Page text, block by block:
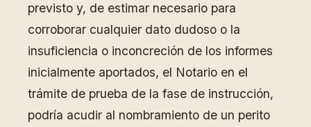
previsto y, de estimar necesario para
corroborar cualquier dato dudoso o la
insuficiencia o inconcreción de los informes
inicialmente aportados, el Notario en el
trámite de prueba de la fase de instrucción,
podría acudir al nombramiento de un perito